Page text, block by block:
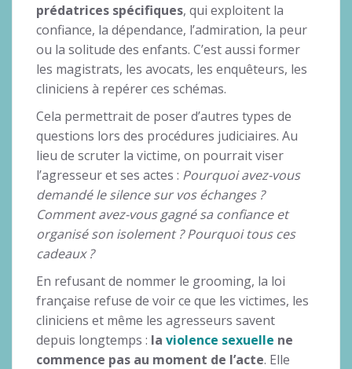
prédatrices spécifiques, qui exploitent la
confiance, la dépendance, l’admiration, la peur
ou la solitude des enfants. C’est aussi former
les magistrats, les avocats, les enquêteurs, les
cliniciens à repérer ces schémas.
Cela permettrait de poser d’autres types de
questions lors des procédures judiciaires. Au
lieu de scruter la victime, on pourrait viser
l’agresseur et ses actes : Pourquoi avez-vous
demandé le silence sur vos échanges ?
Comment avez-vous gagné sa confiance et
organisé son isolement ? Pourquoi tous ces
cadeaux ?
En refusant de nommer le grooming, la loi
française refuse de voir ce que les victimes, les
cliniciens et même les agresseurs savent
depuis longtemps : la violence sexuelle ne
commence pas au moment de l’acte. Elle